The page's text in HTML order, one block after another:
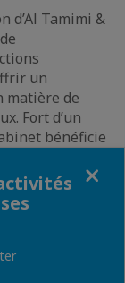
d’Al Tamimi &
un
matière de
Fort d’un
bénéficie
les guides
IFLR 1000. Il a
du
» par des
de